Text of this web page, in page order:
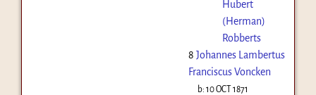
Hubert
(Herman)
Robberts
8 Johannes Lambertus
Franciscus Voncken
b:10 OCT 1871